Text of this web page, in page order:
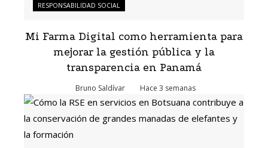
RESPONSABILIDAD SOCIAL
Mi Farma Digital como herramienta para
mejorar la gestión pública y la
transparencia en Panamá
Bruno Saldívar Hace 3 semanas